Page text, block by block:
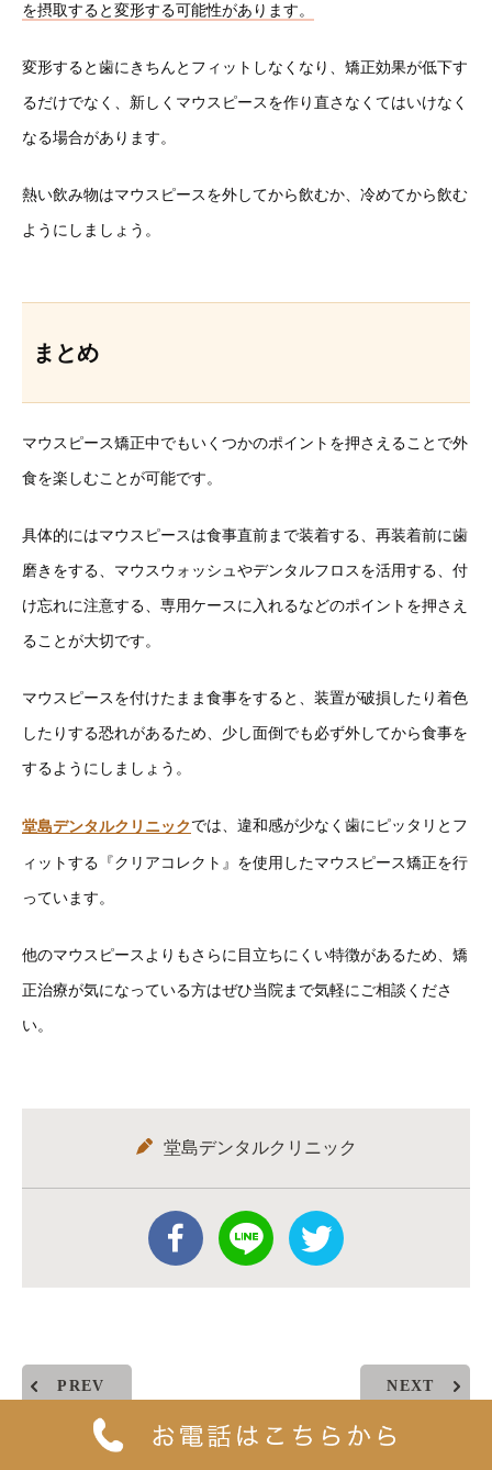
を摂取すると変形する可能性があります。
変形すると歯にきちんとフィットしなくなり、矯正効果が低下す
るだけでなく、新しくマウスピースを作り直さなくてはいけなく
なる場合があります。
熱い飲み物はマウスピースを外してから飲むか、冷めてから飲む
ようにしましょう。
まとめ
マウスピース矯正中でもいくつかのポイントを押さえることで外
食を楽しむことが可能です。
具体的にはマウスピースは食事直前まで装着する、再装着前に歯
磨きをする、マウスウォッシュやデンタルフロスを活用する、付
け忘れに注意する、専用ケースに入れるなどのポイントを押さえ
ることが大切です。
マウスピースを付けたまま食事をすると、装置が破損したり着色
したりする恐れがあるため、少し面倒でも必ず外してから食事を
するようにしましょう。
堂島デンタルクリニックでは、違和感が少なく歯にピッタリとフ
ィットする『クリアコレクト』を使用したマウスピース矯正を行
っています。
他のマウスピースよりもさらに目立ちにくい特徴があるため、矯
正治療が気になっている方はぜひ当院まで気軽にご相談くださ
い。
堂島デンタルクリニック
PREV NEXT